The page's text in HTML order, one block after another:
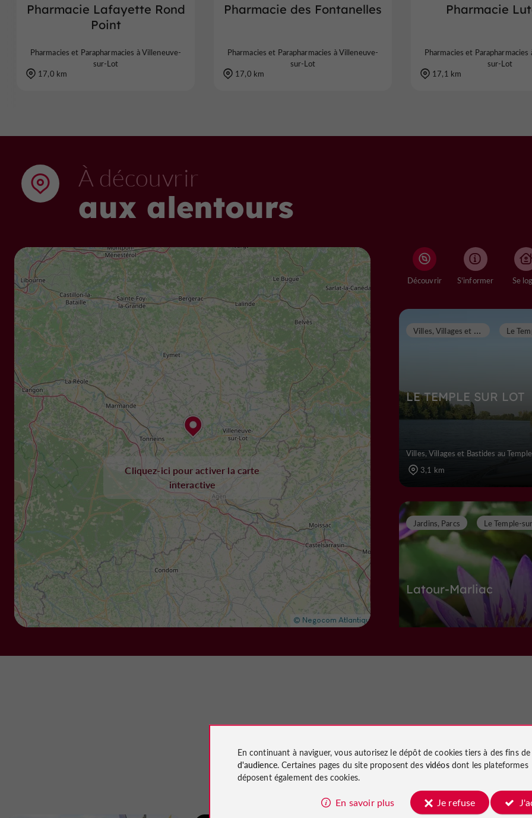
Pharmacie Lafayette Rond
Point
Pharmacies et Parapharmacies à Villeneuve-
sur-Lot
17,0 km
Pharmacie des Fontanelles
Pharmacies et Parapharmacies à Villeneuve-
sur-Lot
17,0 km
Pharmacie
Pharmacies et Parapharmacies
sur-Lot
17,1 km
À découvrir
aux alentours
Cliquez-ici pour activer la carte
interactive
Découvrir S'informer Se
LE TEMPLE SUR LOT
V
illes, Villages et Bastides
Villes, Villages et Bastides au
3,1 km
Latour-Marliac
Jardins, Parcs Le Temple-
Nous avons testé
pour vous
En continuant à naviguer, vous autorisez le dépôt de cookies tiers à des fins de
d'audience. Certaines pages du site proposent des vidéosdont les plateformes
déposent également des cookies.
En savoir plus Je refuse